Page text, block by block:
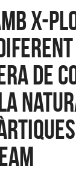
X-
de